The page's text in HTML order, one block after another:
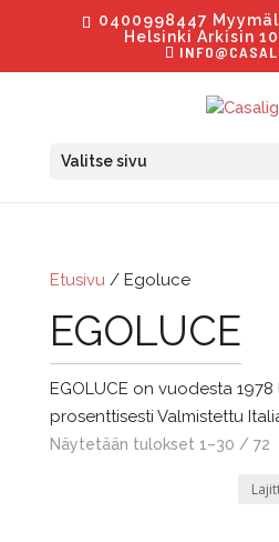
0400998447
Helsinki Arkisin
Valitse sivu
Etusivu/ Egoluce
EGOLUCE
EGOLUCE on vuodesta
prosenttisesti Valmistettu
Näytetään tulokset 1–30 / 72